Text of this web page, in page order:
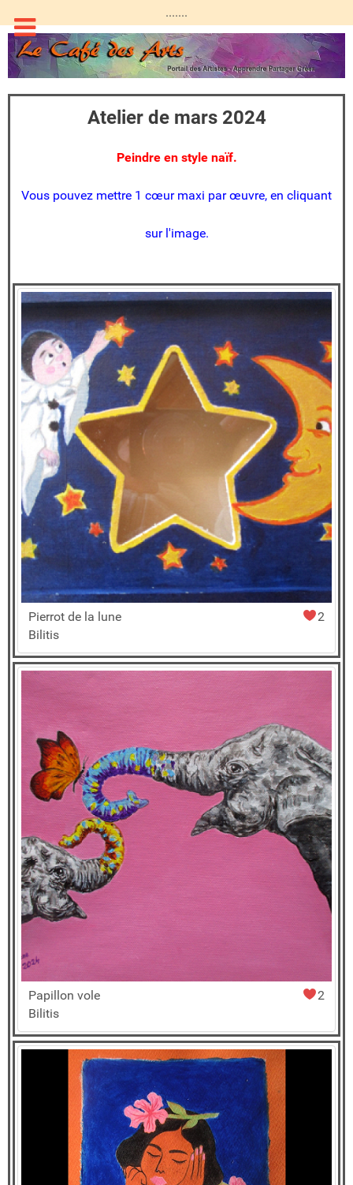
.......
Atelier de mars 2024
Peindre en style naïf.
Vous pouvez mettre 1 cœur maxi par œuvre, en cliquant
sur l'image.
2
Pierrot de la lune
Bilitis
2
Papillon vole
Bilitis